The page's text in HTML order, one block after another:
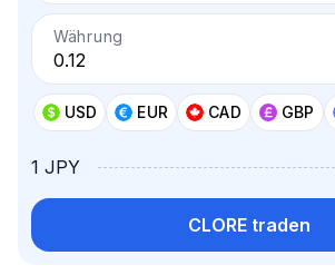
Währung
USD EUR CAD GBP
1 JPY
CLORE traden